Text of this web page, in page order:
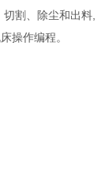
割、除尘和出料,
操作编程。